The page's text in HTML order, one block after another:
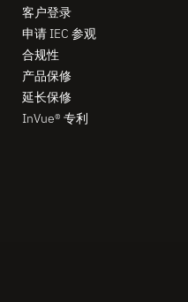
客户登录
申请 IEC 参观
合规性
产品保修
延长保修
InVue® 专利